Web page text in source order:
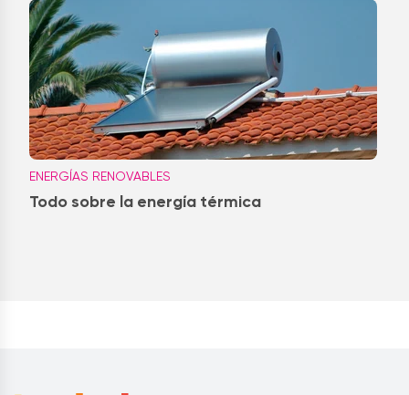
ENERGÍAS RENOVABLES
Todo sobre la energía térmica